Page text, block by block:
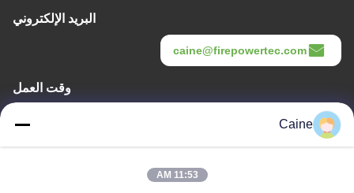
البريد الإلكتروني
caine@firepowertec.com
وقت العمل
عنواننا
Caine
11:53 AM